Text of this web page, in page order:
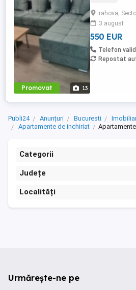
Promovat 13
Acces rapid
mijloace de
de parcare ...
rahova,
3 august
550 EUR
Telefon
Repostat
Publi24 Anunțuri Bucuresti
Apartamente de inchiriat
Categorii
Județe
Localități
Urmărește-ne pe